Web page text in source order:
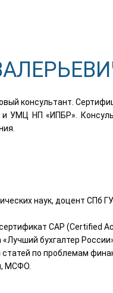
консультант.
УМЦ НП «ИПБР».
наук, доцент СПб
CAP (Certified
«Лучший бухгалтер
статей по проблемам
МСФО.